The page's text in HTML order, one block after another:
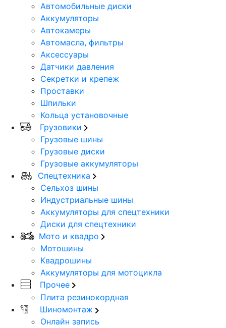
Автомобильные диски
Аккумуляторы
Автокамеры
Автомасла, фильтры
Аксессуары
Датчики давления
Секретки и крепеж
Проставки
Шпильки
Кольца установочные
Грузовики
Грузовые шины
Грузовые диски
Грузовые аккумуляторы
Спецтехника
Сельхоз шины
Индустриальные шины
Аккумуляторы для спецтехники
Диски для спецтехники
Мото и квадро
Мотошины
Квадрошины
Аккумуляторы для мотоцикла
Прочее
Плита резинокордная
Шиномонтаж
Онлайн запись